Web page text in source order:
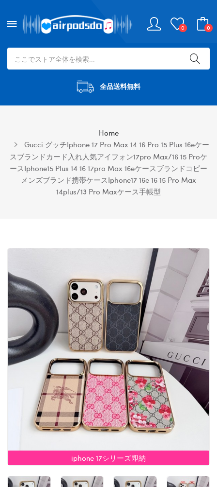
0 0
全品送料無料
Home
Gucci グッチiphone 17 Pro Max 14 16 Pro 15 Plus 16eケー
スブランドカード入れ人気アイフォン17pro Max/16 15 Proケ
ースiphone15 Plus 14 16 17pro Max 16eケースブランドコピー
メンズブランド携帯ケースiphone17 16e 16 15 Pro Max
14plus/13 Pro Maxケース手帳型
iphone 17シリーズ即納